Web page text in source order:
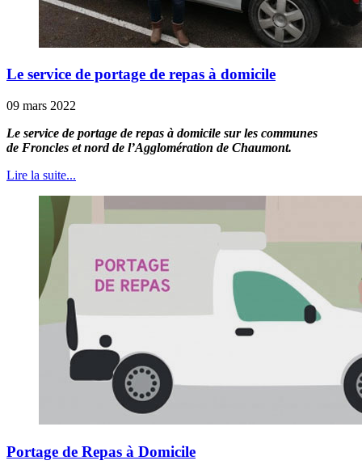
Le service de portage de repas à domicile
09 mars 2022
Le service de portage de repas à domicile sur les communes
de Froncles et nord de l’Agglomération de Chaumont.
Lire la suite...
Portage de Repas à Domicile